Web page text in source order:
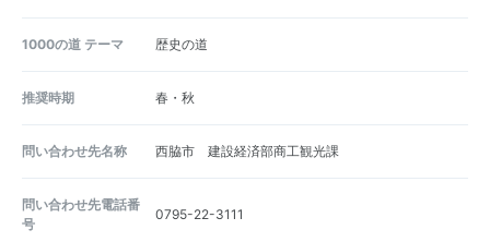
1000の道 テーマ 歴史の道
推奨時期 春・秋
問い合わせ先名称 西脇市 建設経済部商工観光課
問い合わせ先電話番
号
0795-22-3111